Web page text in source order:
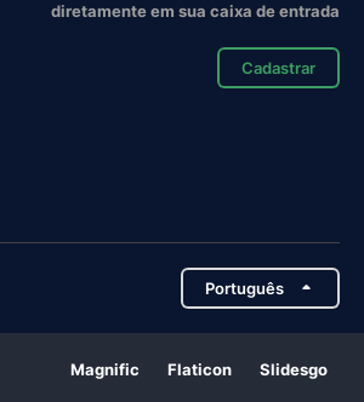
diretamente em sua caixa de entrada
Cadastrar
Português
Magnific Flaticon Slidesgo